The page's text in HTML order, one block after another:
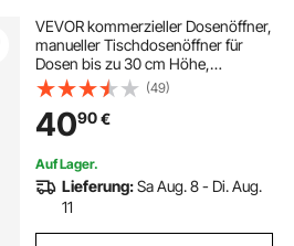
VEVOR kommerzieller Dosenöffner,
manueller Tischdosenöffner für
Dosen bis zu 30 cm Höhe,
höhenverstellbarer
Konservenöffner mit Schrauben,
Büchsenöffner aus Stahlguss für
Restaurants Hotels
(49)
4090€
Auf Lager.
Lieferung:Sa Aug. 8 - Di. Aug.
11